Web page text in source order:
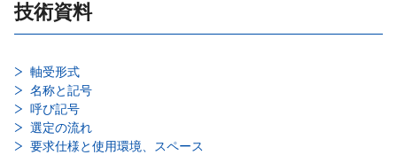
技術資料
軸受形式
名称と記号
呼び記号
選定の流れ
要求仕様と使用環境、スペース